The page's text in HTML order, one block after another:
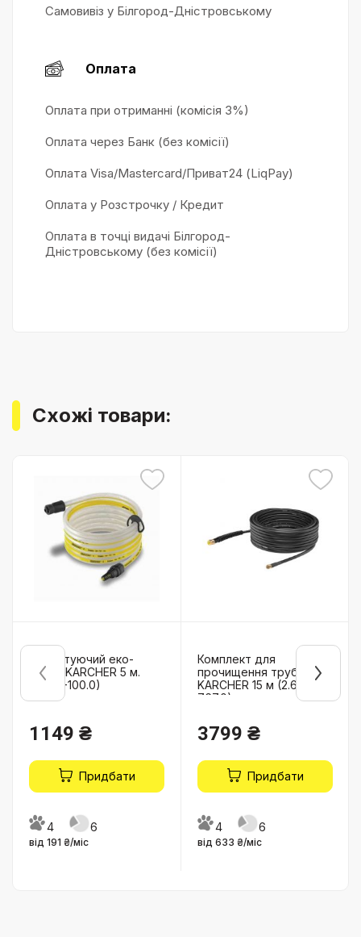
Самовивіз у Білгород-Дністровському
Оплата
Оплата при отриманні (комісія 3%)
Оплата через Банк (без комісії)
Оплата Visa/Mastercard/Приват24 (LiqPay)
Оплата у Розстрочку / Кредит
Оплата в точці видачі Білгород-
Дністровському (без комісії)
Схожі товари:
Всмоктуючий еко-
шланг KARCHER 5 м.
(2.643-100.0)
1149 ₴
Придбати
4 6
від 191 ₴/міс
Комплект для
прочищення труб
KARCHER 15 м (2.637-
767.0)
3799 ₴
Придбати
4 6
від 633 ₴/міс